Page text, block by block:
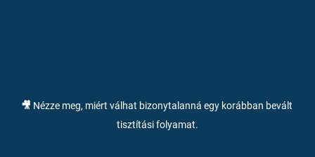
🎥 Nézze meg, miért válhat bizonytalanná egy korábban bevált
tisztítási folyamat.